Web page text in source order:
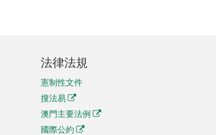
法律法規
憲制性文件
搜法易
澳門主要法例
國際公約